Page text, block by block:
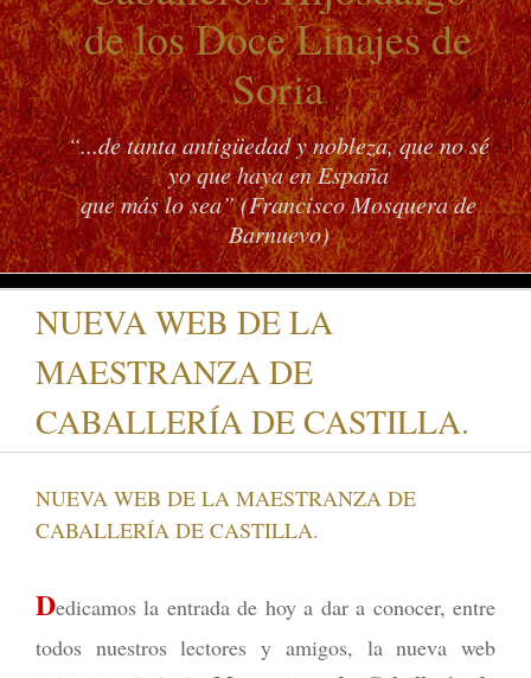
de los Doce Linajes de
Soria
“...de tanta antigüedad y nobleza, que no sé
yo que haya en España
que más lo sea” (Francisco Mosquera de
Barnuevo)
NUEVA WEB DE LA
MAESTRANZA DE
CABALLERÍA DE CASTILLA.
NUEVA WEB DE LA MAESTRANZA DE
CABALLERÍA DE CASTILLA.
Dedicamos la entrada de hoy a dar a conocer, entre
todos nuestros lectores y amigos, la nueva web